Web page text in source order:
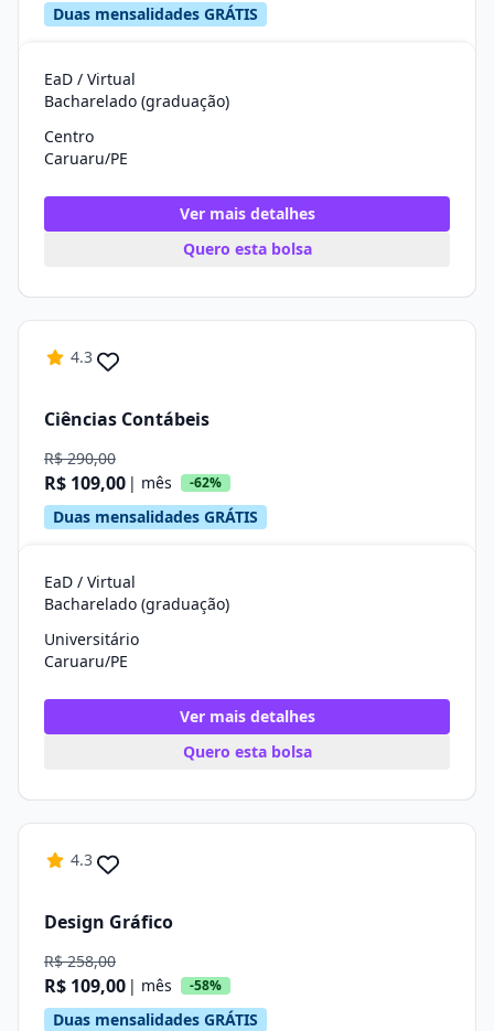
Duas mensalidades GRÁTIS
EaD / Virtual
Bacharelado (graduação)
Centro
Caruaru/PE
Ver mais detalhes
Quero esta bolsa
4.3
Ciências Contábeis
R$ 290,00
R$ 109,00 | mês -62%
Duas mensalidades GRÁTIS
EaD / Virtual
Bacharelado (graduação)
Universitário
Caruaru/PE
Ver mais detalhes
Quero esta bolsa
4.3
Design Gráfico
R$ 258,00
R$ 109,00 | mês -58%
Duas mensalidades GRÁTIS